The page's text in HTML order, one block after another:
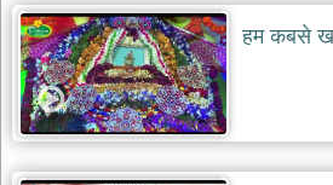
रानी
सती
दादी
भजन
rani
sati
dadi
हम कबसे